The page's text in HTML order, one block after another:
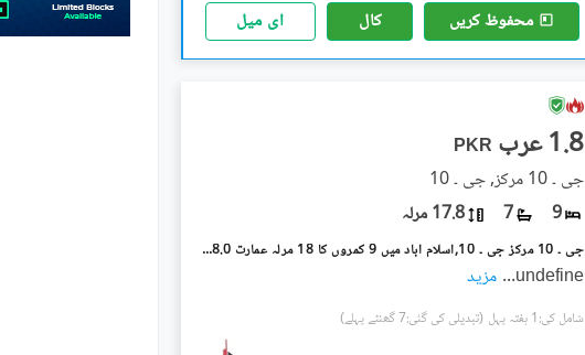
محفوظ کریں کال ای میل
PKR 1.8 عرب
جی ۔ 10 مرکز, جی ۔ 10
9
7 17.8 مرلہ
جی ۔ 10 مرکز جی ۔ 10,اسلام آباد میں 9 کمروں کا 18 مرلہ عمارت 18.0 ارب میں برائے فروخت۔
undefine
... مزید
شامل کی:1 ہفتہ پہل (تبدیلی کی گئی:7 گھنٹے پہلے)